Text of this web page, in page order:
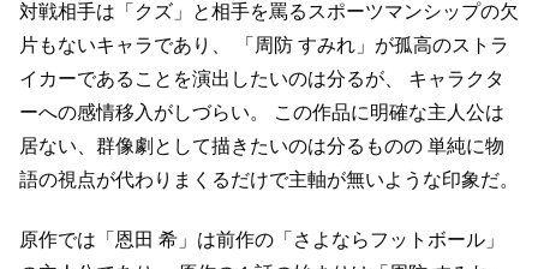
対戦相手は「クズ」と相手を罵るスポーツマンシップの欠
片もないキャラであり、
「周防 すみれ」が孤高のストラ
イカーであることを演出したいのは分るが、
キャラクタ
ーへの感情移入がしづらい。
この作品に明確な主人公は
居ない、群像劇として描きたいのは分るものの 単純に物
語の視点が代わりまくるだけで主軸が無いような印象だ。
原作では「恩田 希」は前作の「さよならフットボール」